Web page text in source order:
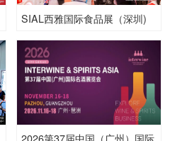
SIAL西雅国际食品展（深圳)